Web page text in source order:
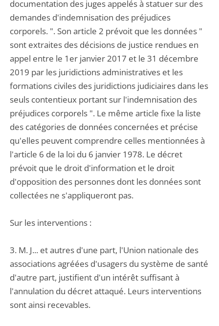
documentation des juges appelés à statuer sur des
demandes d'indemnisation des préjudices
corporels. ". Son article 2 prévoit que les données "
sont extraites des décisions de justice rendues en
appel entre le 1er janvier 2017 et le 31 décembre
2019 par les juridictions administratives et les
formations civiles des juridictions judiciaires dans les
seuls contentieux portant sur l'indemnisation des
préjudices corporels ". Le même article fixe la liste
des catégories de données concernées et précise
qu'elles peuvent comprendre celles mentionnées à
l'article 6 de la loi du 6 janvier 1978. Le décret
prévoit que le droit d'information et le droit
d'opposition des personnes dont les données sont
collectées ne s'appliqueront pas.
Sur les interventions :
3. M. J... et autres d'une part, l'Union nationale des
associations agréées d'usagers du système de santé
d'autre part, justifient d'un intérêt suffisant à
l'annulation du décret attaqué. Leurs interventions
sont ainsi recevables.